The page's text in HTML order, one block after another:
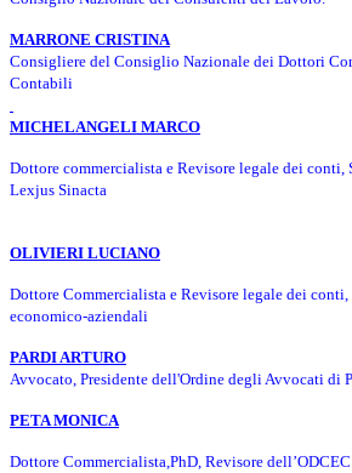
MARRONE CRISTINA
Consigliere del Consiglio Nazionale dei Dottori
Contabili
MICHELANGELI MARCO
Dottore commercialista e Revisore legale dei conti,
Lexjus Sinacta
OLIVIERI LUCIANO
Dottore Commercialista e Revisore legale dei
economico-aziendali
PARDIARTURO
Avvocato, Presidente dell'Ordine degli Avvocati di
PETA MONICA
Dottore Commercialista,PhD, Revisore